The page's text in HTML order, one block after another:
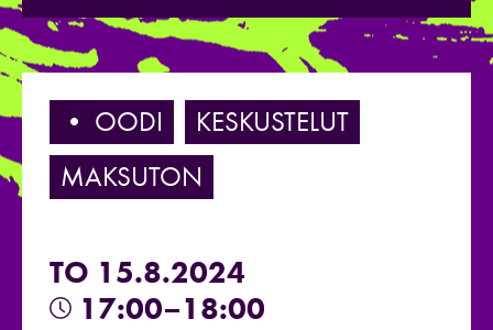
• OODI
KESKUSTELUT
MAKSUTON
TO 15.8.2024
17:00–18:00